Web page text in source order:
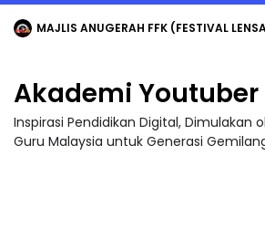
MAJLIS ANUGERAH FFK (FESTIVAL LENSA PENDIDIKAN - FLeP)
Akademi Youtuber
Inspirasi Pendidikan Digital, Dimulakan
Guru Malaysia untuk Generasi